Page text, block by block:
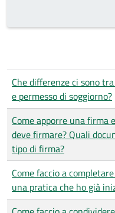
Che differenze ci sono
e permesso di soggiorno?
Come apporre una firma
deve firmare? Quali
tipo di firma?
Come faccio a
una pratica che ho già